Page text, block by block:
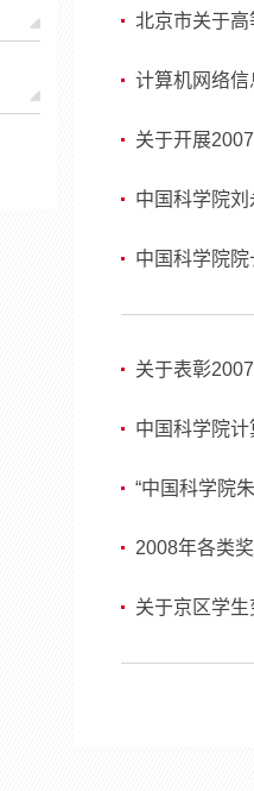
北京市关于
计算机网络
关于开展
中国科学院刘
中国科学院院
关于表彰
中国科学院计
“中国科学院
2008年各类
关于京区学